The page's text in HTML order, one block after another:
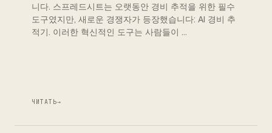
니다. 스프레드시트는 오랫동안 경비 추적을 위한 필수
도구였지만, 새로운 경쟁자가 등장했습니다: AI 경비 추
적기. 이러한 혁신적인 도구는 사람들이 …
ЧИТАТЬ→